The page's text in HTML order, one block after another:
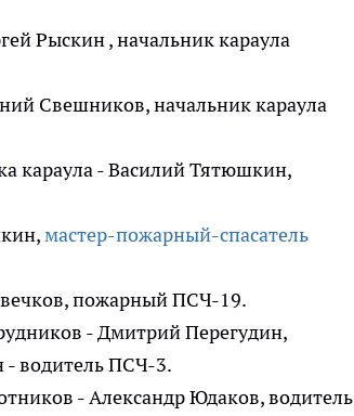
Рыскин , начальник караула
Свешников, начальник караула
караула - Василий Тятюшкин,
мастер-пожарный-спасатель
пожарный ПСЧ-19.
- Дмитрий Перегудин,
водитель ПСЧ-3.
- Александр Юдаков, водитель